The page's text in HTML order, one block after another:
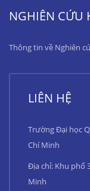
NGHIÊN CỨU
Thông tin về Nghiên
LIÊN HỆ
Trường Đại học
Chí Minh
Địa chỉ: Khu phố
Minh